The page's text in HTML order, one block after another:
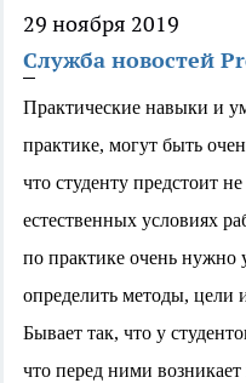
29 ноября 2019
Служба новостей
Практические навыки и
практике, могут быть
что студенту предстоит
естественных условиях
по практике очень нужно
определить методы, цели
Бывает так, что у
что перед ними